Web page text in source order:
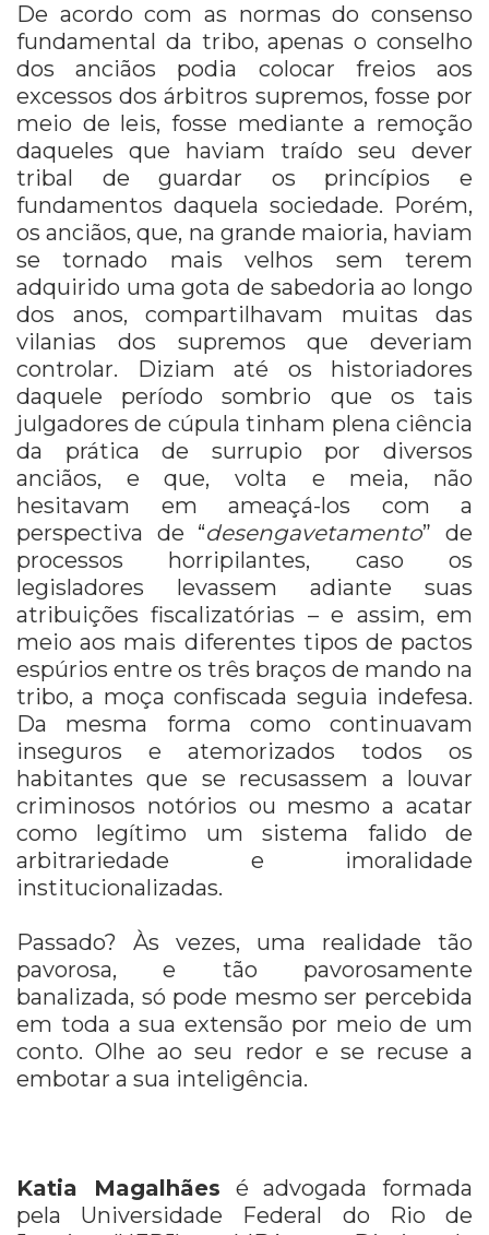
De acordo com as normas do consenso
fundamental da tribo, apenas o conselho
dos anciãos podia colocar freios aos
excessos dos árbitros supremos, fosse por
meio de leis, fosse mediante a remoção
daqueles que haviam traído seu dever
tribal de guardar os princípios e
fundamentos daquela sociedade. Porém,
os anciãos, que, na grande maioria, haviam
se tornado mais velhos sem terem
adquirido uma gota de sabedoria ao longo
dos anos, compartilhavam muitas das
vilanias dos supremos que deveriam
controlar. Diziam até os historiadores
daquele período sombrio que os tais
julgadores de cúpula tinham plena ciência
da prática de surrupio por diversos
anciãos, e que, volta e meia, não
hesitavam em ameaçá-los com a
perspectiva de “desengavetamento” de
processos horripilantes, caso os
legisladores levassem adiante suas
atribuições fiscalizatórias – e assim, em
meio aos mais diferentes tipos de pactos
espúrios entre os três braços de mando na
tribo, a moça confiscada seguia indefesa.
Da mesma forma como continuavam
inseguros e atemorizados todos os
habitantes que se recusassem a louvar
criminosos notórios ou mesmo a acatar
como legítimo um sistema falido de
arbitrariedade e imoralidade
institucionalizadas.
Passado? Às vezes, uma realidade tão
pavorosa, e tão pavorosamente
banalizada, só pode mesmo ser percebida
em toda a sua extensão por meio de um
conto. Olhe ao seu redor e se recuse a
embotar a sua inteligência.
Katia Magalhães é advogada formada
pela Universidade Federal do Rio de